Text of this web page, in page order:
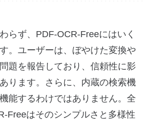
らず、PDF-OCR-Freeにはいく
。ユーザーは、ぼやけた変換や
題を報告しており、信頼性に影
ります。さらに、内蔵の検索機
能するわけではありません。全
Freeはそのシンプルさと多様性